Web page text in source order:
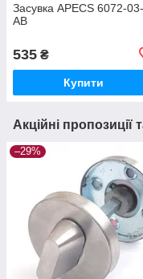
Засувка APECS 6072-03-
AB
535 ₴
Купити
Акційні пропозиції
–29%